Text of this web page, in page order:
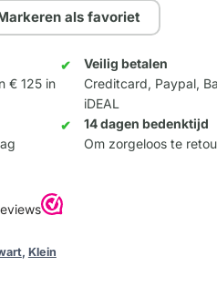
als favoriet
€ 125 in
Veilig betalen
Creditcard, Paypal,
iDEAL
14 dagen bedenktijd
Om zorgeloos te
, Klein